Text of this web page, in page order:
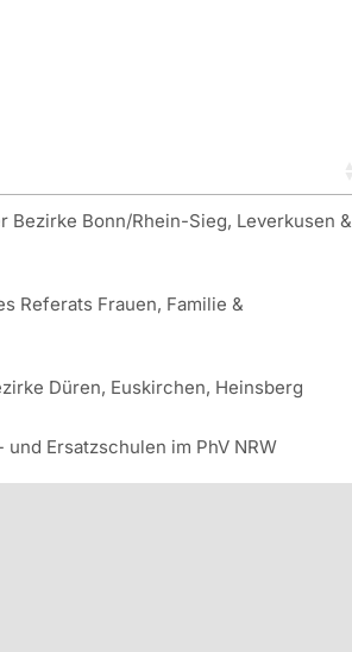
Bonn/Rhein-Sieg, Leverkusen &
Referats Frauen, Familie &
Düren, Euskirchen, Heinsberg
Ersatzschulen im PhV NRW